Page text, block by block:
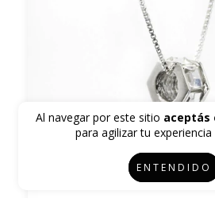
Al navegar por este sitio aceptás
para agilizar tu
ENTENDIDO